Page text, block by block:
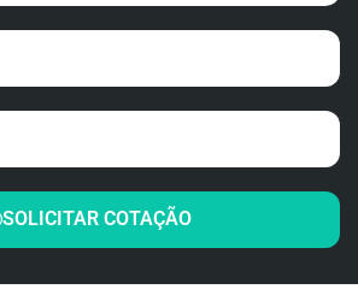
SOLICITAR COTAÇÃO